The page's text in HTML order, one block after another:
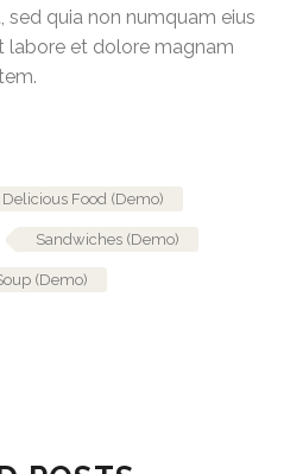
sed quia non numquam eius
labore et dolore magnam
Delicious Food (Demo)
Sandwiches (Demo)
(Demo)